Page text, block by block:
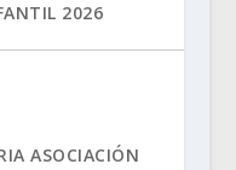
2026
ASOCIACIÓN